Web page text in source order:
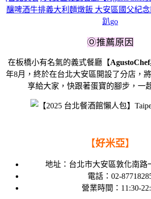
釀啤酒牛排義大利麵燉飯 大安區國父紀
趴go
Ⓞ推薦原因
在板橋小有名氣的義式餐廳【
年8月，終於在台北大安區開設了分店，
享給大家，快跟著蛋寶的腳步，一
【好米亞】
地址：台北市大安區敦化南路
電話：02-
營業時間：11:30-